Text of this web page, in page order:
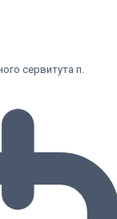
сервитута п.